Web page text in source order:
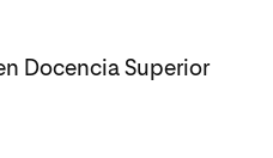
Docencia Superior